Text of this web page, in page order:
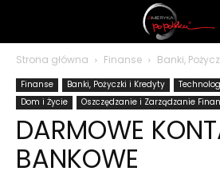
polsku
Strona główna Finanse Banki,
Finanse Banki, Pożyczki i Kredyty
Dom i Życie
Oszczędzanie i Zarządzanie
DARMOWE
BANKOWE